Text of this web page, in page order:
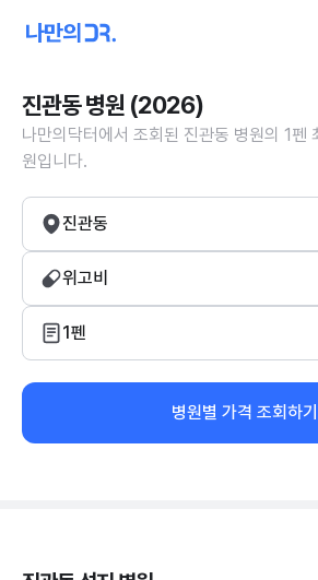
진관동 병원 (2026)
나만의닥터에서 조회된 진관동 병원의 1
원입니다.
진관동
위고비
1펜
병원별 가격 조회하기